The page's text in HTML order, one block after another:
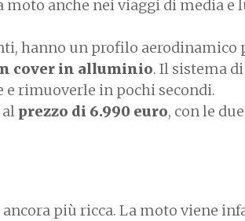
anche nei viaggi di media e
hanno un profilo aerodinamico
cover in alluminio. Il sistema di
rimuoverle in pochi secondi.
al prezzo di 6.990 euro, con le due
ancora più ricca. La moto viene